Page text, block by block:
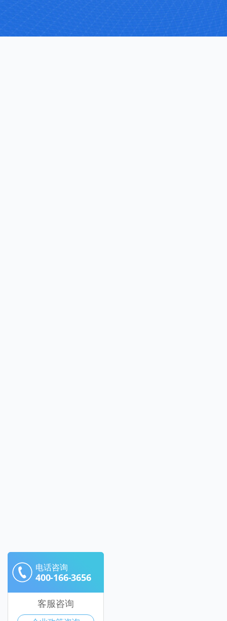
电话咨询
400-166-3656
客服咨询